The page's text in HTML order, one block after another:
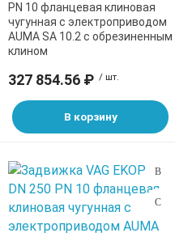
PN 10 фланцевая клиновая
чугунная с электроприводом
AUMA SA 10.2 с обрезиненным
клином
327 854.56 ₽ / шт.
В корзину